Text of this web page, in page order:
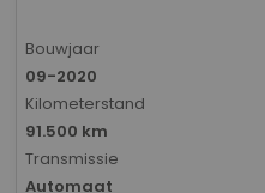
Bouwjaar
09-2020
Kilometerstand
91.500 km
Transmissie
Automaat